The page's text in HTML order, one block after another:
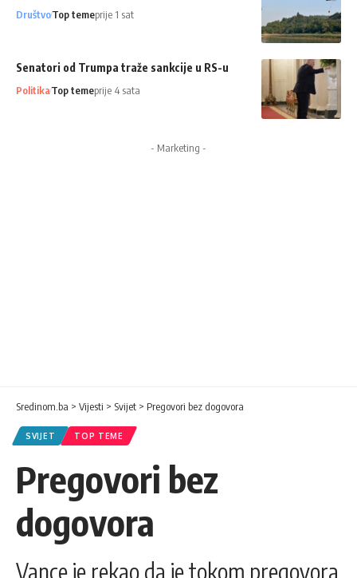
DruštvoTop temeprije 1 sat
Senatori od Trumpa traže sankcije u RS-u
PolitikaTop temeprije 4 sata
- Marketing -
Sredinom.ba > Vijesti > Svijet > Pregovori bez dogovora
SVIJET TOP TEME
Pregovori bez
dogovora
Vance je rekao da je tokom pregovora